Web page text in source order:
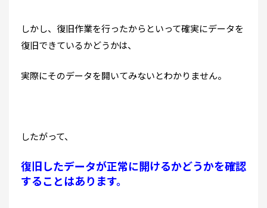
しかし、復旧作業を行ったからといって確実にデータを
復旧できているかどうかは、
実際にそのデータを開いてみないとわかりません。
したがって、
復旧したデータが正常に開けるかどうかを確認
することはあります。